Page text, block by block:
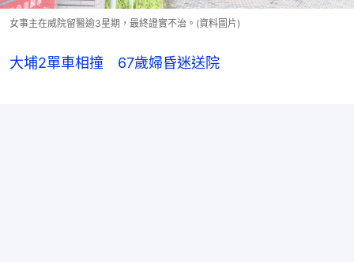
女事主在威院留醫逾3星期，最終證實不治。(資料圖片)
大埔2單車相撞 67歲婦昏迷送院